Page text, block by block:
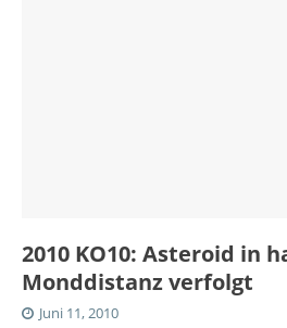
2010 KO10: Asteroid in
Monddistanz verfolgt
Juni 11, 2010